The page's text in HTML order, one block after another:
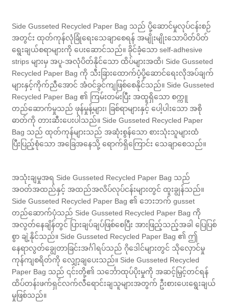
Side Gusseted Recycled Paper Bag သည် ပို့ဆောင်မှုလုပ်ငန်းစဉ်
အတွင်း ထုတ်ကုန်လုံခြုံရေးသေချာစေရန် အမျိုးမျိုးသောပိတ်ပိတ်
ရွေးချယ်စရာများကို ပေးဆောင်သည်။ ခိုင်ခံ့သော self-adhesive
strips များမှ အပူ-အလုံပိတ်နိုင်သော ထိပ်များအထိ၊ Side Gusseted
Recycled Paper Bag ကို သီးခြားထောက်ပံ့ပို့ဆောင်ရေးလိုအပ်ချက်
များနှင့်ကိုက်ညီအောင် အံဝင်ခွင်ကျဖြစ်စေနိုင်သည်။ Side Gusseted
Recycled Paper Bag ၏ ကြမ်းတမ်းပြီး အထူရှိသော စက္ကူ
တည်ဆောက်မှုသည် ဖုန်မှုန့်များ၊ ခြစ်ရာများနှင့် ပေါ့ပါးသော အစို
ဓာတ်ကို တားဆီးပေးပါသည်။ Side Gusseted Recycled Paper
Bag သည် ထုတ်ကုန်များသည် အဆုံးစွန်သော စားသုံးသူများထံ
ပြီးပြည့်စုံသော အခြေအနေသို့ ရောက်ရှိကြောင်း သေချာစေသည်။
အသုံးချမှုအရ Side Gusseted Recycled Paper Bag သည်
အဝတ်အထည်နှင့် အထည်အလိပ်လုပ်ငန်းများတွင် ထူးချွန်သည်။
Side Gusseted Recycled Paper Bag ၏ ဘေးဘက် gusset
တည်ဆောက်ပုံသည် Side Gusseted Recycled Paper Bag ကို
အလွတ်နေချိန်တွင် ပြားချပ်ချပ်ဖြစ်စေပြီး အားဖြည့်သည့်အခါ ပြေပြစ်
စွာ ချဲ့နိုင်သည်။ Side Gusseted Recycled Paper Bag ၏ ဤ
နေရာလွတ်ချွေတာခြင်းအင်္ဂါရပ်သည် ဂိုဒေါင်များတွင် သိုလှောင်မှု
ကုန်ကျစရိတ်ကို လျှော့ချပေးသည်။ Side Gusseted Recycled
Paper Bag သည် ၎င်းတို့၏ သင်္ဘောထုပ်ပိုးမှုကို အဆင့်မြှင့်တင်ရန်
ထိပ်တန်းဖက်ရှင်လက်လီရောင်းချသူများအတွက် ဦးစားပေးရွေးချယ်
မှုဖြစ်သည်။